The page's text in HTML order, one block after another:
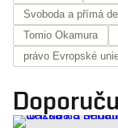
Svoboda a přímá
Tomio Okamura
právo Evropské